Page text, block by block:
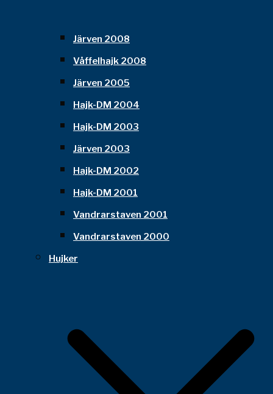
Järven 2008
Våffelhajk 2008
Järven 2005
Hajk-DM 2004
Hajk-DM 2003
Järven 2003
Hajk-DM 2002
Hajk-DM 2001
Vandrarstaven 2001
Vandrarstaven 2000
Hujker